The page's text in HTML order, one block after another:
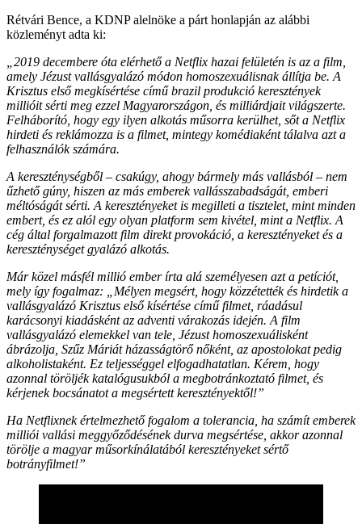
Rétvári Bence, a KDNP alelnöke a párt honlapján az alábbi
közleményt adta ki:
„2019 decembere óta elérhető a Netflix hazai felületén is az a film,
amely Jézust vallásgyalázó módon homoszexuálisnak állítja be. A
Krisztus első megkísértése című brazil produkció keresztények
millióit sérti meg ezzel Magyarországon, és milliárdjait világszerte.
Felháborító, hogy egy ilyen alkotás műsorra kerülhet, sőt a Netflix
hirdeti és reklámozza is a filmet, mintegy komédiaként tálalva azt a
felhasználók számára.
A kereszténységből – csakúgy, ahogy bármely más vallásból – nem
űzhető gúny, hiszen az más emberek vallásszabadságát, emberi
méltóságát sérti. A keresztényeket is megilleti a tisztelet, mint minden
embert, és ez alól egy olyan platform sem kivétel, mint a Netflix. A
cég által forgalmazott film direkt provokáció, a keresztényeket és a
kereszténységet gyalázó alkotás.
Már közel másfél millió ember írta alá személyesen azt a petíciót,
mely így fogalmaz: „Mélyen megsért, hogy közzétették és hirdetik a
vallásgyalázó Krisztus első kísértése című filmet, ráadásul
karácsonyi kiadásként az adventi várakozás idején. A film
vallásgyalázó elemekkel van tele, Jézust homoszexuálisként
ábrázolja, Szűz Máriát házasságtörő nőként, az apostolokat pedig
alkoholistaként. Ez teljességgel elfogadhatatlan. Kérem, hogy
azonnal töröljék katalógusukból a megbotránkoztató filmet, és
kérjenek bocsánatot a megsértett keresztényektől!”
Ha Netflixnek értelmezhető fogalom a tolerancia, ha számít emberek
milliói vallási meggyőződésének durva megsértése, akkor azonnal
törölje a magyar műsorkínálatából keresztényeket sértő
botrányfilmet!”